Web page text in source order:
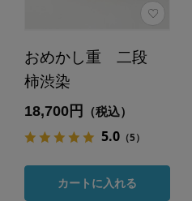
おめかし重 二段
柿渋染
18,700円 （税込）
5.0（5）
カートに入れる